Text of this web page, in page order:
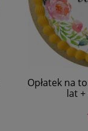
Opłatek na
lat